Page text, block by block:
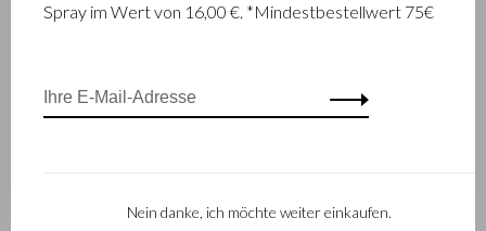
Füller etui | mocca
1
2
Spray im Wert von 16,00 €. *Mindestbestellwert 75€
Nein danke, ich möchte weiter einkaufen.